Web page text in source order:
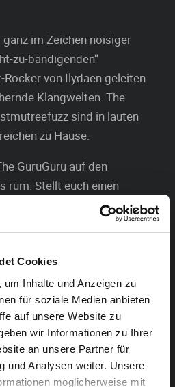
Cookies
Inhalte und Anzeigen zu
für soziale Medien anbieten
auf unsere Website zu
wir Informationen zu Ihrer
an unsere Partner für
und Analysen weiter. Unsere
möglicherweise mit
im Zeichen noisiger
zu-bändigenden“
von Ilydaen geleiten
Klangwelten. The
sind in lauten
zu Hause.
GuruGuru auf den
rum. Stellt euch einen
Zwangsjacke vor, der von
einer ordentlich unter Strom
Melt-Banana sind
des Indie-Math-
zerrissen. Lieber spielt man
die sich irgendwie doch
fräsen. Dabei
am Rand einer
Mike Pattons Alter Ego